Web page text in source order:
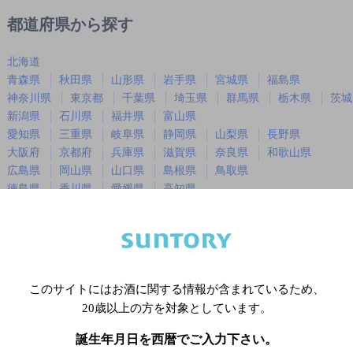
都道府県から探す
北海道
青森県
秋田県 山形県 岩手県 宮城県
福島県
神奈川県
東京都 千葉県 埼玉県 群馬県 栃木県
茨
新潟県
石川県 福井県
富山県
愛知県
三重県 岐阜県 静岡県 山梨県
長野県
大阪府
京都府 兵庫県 滋賀県 奈良県
和歌山県
広島県
岡山県 山口県 島根県
鳥取県
徳島県
香川県 愛媛県
高知県
※店舗によりハイボール取り扱い銘
このサイトにはお酒に関する情報が含まれているため、
20歳以上の方を対象としています。
誕生年月日を西暦でご入力下さい。